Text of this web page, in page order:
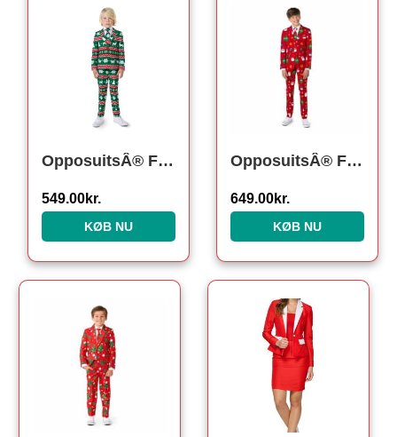
OpposuitsÂ® Festivity Green Børnejakkesæt
549.00kr.
KØB NU
OpposuitsÂ® Festivity Red Teen Jakkesæt
649.00kr.
KØB NU